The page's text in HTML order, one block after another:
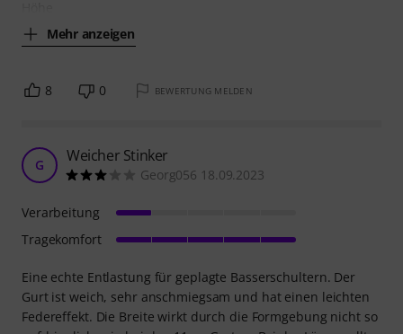
Mehr anzeigen
8 0 BEWERTUNG MELDEN
G Weicher Stinker
Georg056 18.09.2023
Eine echte Entlastung für geplagte Basserschultern. Der
Gurt ist weich, sehr anschmiegsam und hat einen leichten
Federeffekt. Die Breite wirkt durch die Formgebung nicht so
Verarbeitung
Tragekomfort